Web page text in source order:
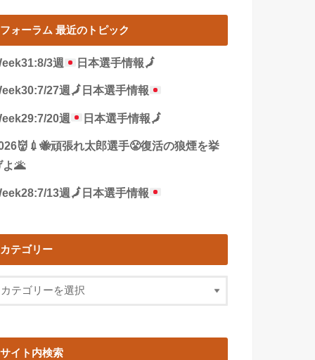
フォーラム 最近のトピック
3週 日本選手情報🗾
27週🗾 日本選手情報
20週 日本選手情報🗾
頑張れ太郎選手😤復活の狼煙を挙
よ🌋
13週 🗾 日本選手情報
カテゴリー
サイト内検索